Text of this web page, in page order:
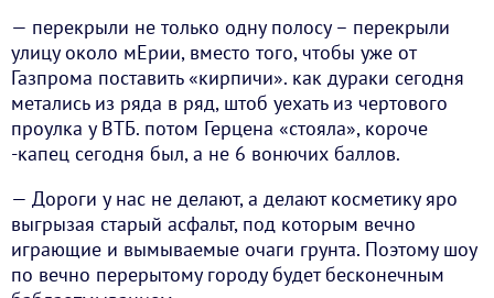
— перекрыли не только одну полосу – перекрыли
улицу около мЕрии, вместо того, чтобы уже от
Газпрома поставить «кирпичи». как дураки сегодня
метались из ряда в ряд, штоб уехать из чертового
проулка у ВТБ. потом Герцена «стояла», короче
-капец сегодня был, а не 6 вонючих баллов.
— Дороги у нас не делают, а делают косметику яро
выгрызая старый асфальт, под которым вечно
играющие и вымываемые очаги грунта. Поэтому шоу
по вечно перерытому городу будет бесконечным